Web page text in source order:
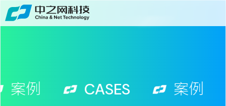
案例
案例 CASES 案例